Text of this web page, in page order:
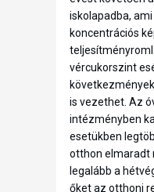
iskolapadba,
koncentrációs
vércukorszint
is vezethet. Az
intézményben
esetükben
otthon elmaradt
legalább a
őket az otthoni